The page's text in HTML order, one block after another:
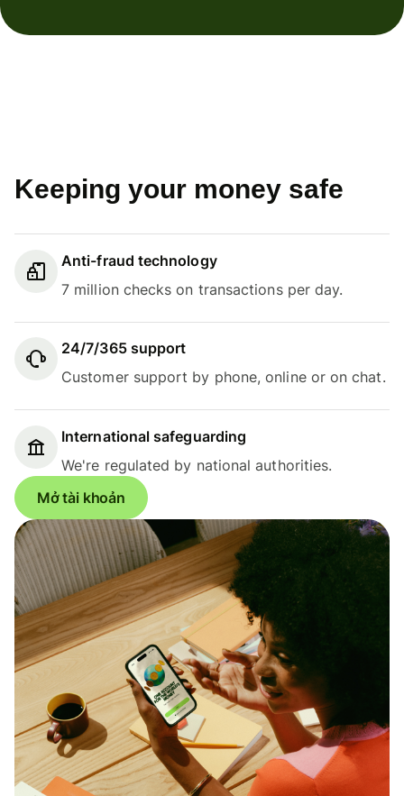
Keeping your money safe
Anti-fraud technology
7 million checks on transactions per day.
24/7/365 support
Customer support by phone, online or on chat.
International safeguarding
We're regulated by national authorities.
Mở tài khoản